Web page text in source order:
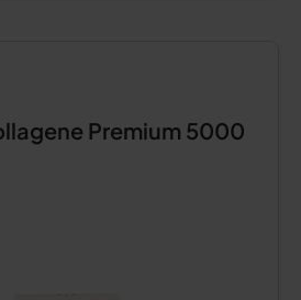
Premium 5000